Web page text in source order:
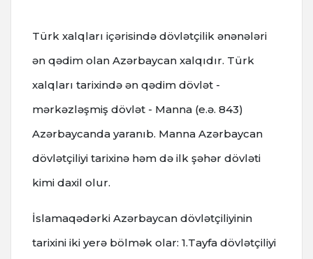
Türk xalqları içərisində dövlətçilik ənənələri
ən qədim olan Azərbaycan xalqıdır. Türk
xalqları tarixində ən qədim dövlət -
mərkəzləşmiş dövlət - Manna (e.ə. 843)
Azərbaycanda yaranıb. Manna Azərbaycan
dövlətçiliyi tarixinə həm də ilk şəhər dövləti
kimi daxil olur.
İslamaqədərki Azərbaycan dövlətçiliyinin
tarixini iki yerə bölmək olar: 1.Tayfa dövlətçiliyi